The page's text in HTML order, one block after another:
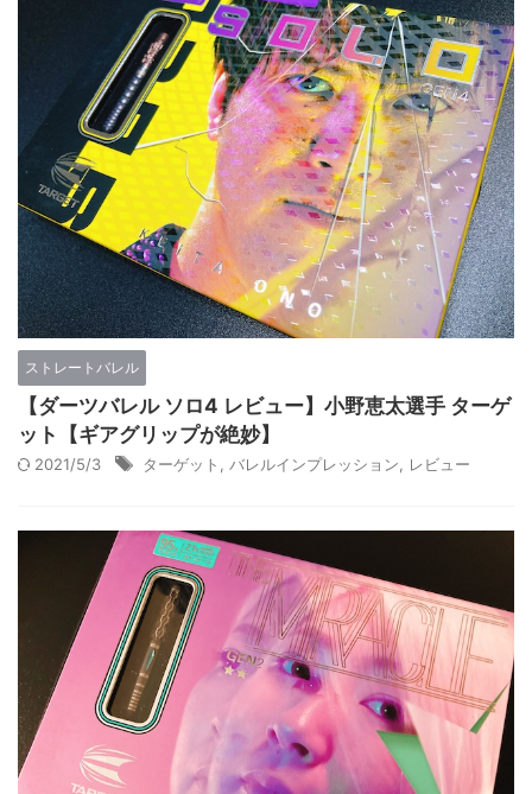
ストレートバレル
【ダーツバレル ソロ4 レビュー】小野恵太選手 ターゲ
ット【ギアグリップが絶妙】
2021/5/3 ターゲット バレルインプレッション レビュー